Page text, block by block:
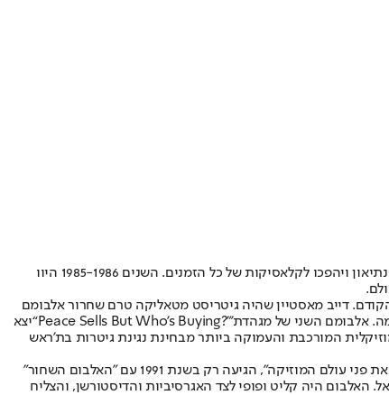
15 השנים הבאות של המטאל ייחשבו לימים ל"תור הזהב של המטאל", התקופה הכי חשובה, בה נוצרו אלבומי המטאל הכי מוצלחים, שרבים מהם יכנסו לפנתיאון ויהפכו לקלאסיקות של כל הזמנים. השנים 1985-1986 היוו
דייב מאסטיין שהיה גיטריסט מטאליקה טרם שחרור אלבומם
אלבומם השני של מגהדת'“Peace Sells But Who’s Buying?”יצא
המורכבת והעמוקה ביותר מבחינת נגינת גיטרות בת'ראש
, אך הפריצה הבאה שלהם שבאמת זכתה לטייטל של "שינתה את פני עולם המוזיקה", הגיעה רק בשנת 1991 עם "האלבום השחור"
היה קליט ופופי לצד האגרסיביות והדיסטורשן, והצליח